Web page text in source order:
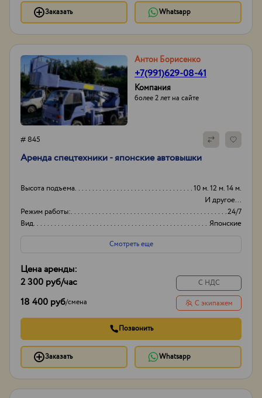
Заказать Whatsapp
Антон Борисенко
+7(991)629-08-41
Компания
более 2 лет на сайте
# 845
Аренда спецтехники - японские автовышки
Высота подъема
10 м. 12 м. 14 м.
И другое...
Режим работы:
24/7
Вид
Японские
Способ оплаты
Нал/безнал
Смотреть еще
Цена аренды:
2 300 руб/час
18 400 руб/смена
С НДС
С экипажем
Позвонить
Заказать Whatsapp